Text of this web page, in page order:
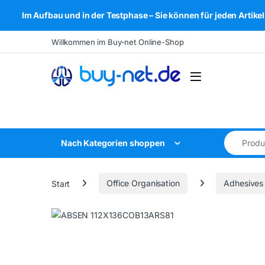
Im Aufbau und in der Testphase – Sie können für jeden
Skip to navigation
Skip to contentWillkommen im Buy-net Online-Shop
Open
Nach Kategorien shoppen
Search for:
Start Office Organisation